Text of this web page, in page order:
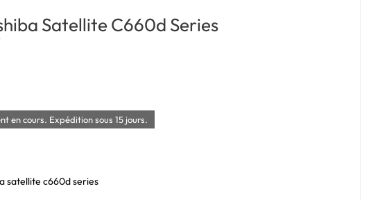
Satellite C660d Series
en cours. Expédition sous 15 jours.
satellite c660d series